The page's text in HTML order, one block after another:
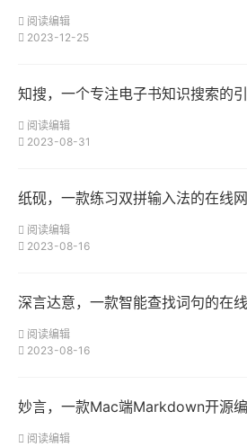
阅读编辑
2023-12-25
知搜，一个专注电子书知识搜索的
阅读编辑
2023-08-31
纸砚，一款练习双拼输入法的在线
阅读编辑
2023-08-16
深言达意，一款智能查找词句的在
阅读编辑
2023-08-16
妙言，一款Mac端Markdown开源
阅读编辑